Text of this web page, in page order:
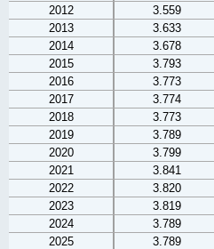
2012
3.559
2013
3.633
2014
3.678
2015
3.793
2016
3.773
2017
3.774
2018
3.773
2019
3.789
2020
3.799
2021
3.841
2022
3.820
2023
3.819
2024
3.789
2025
3.789